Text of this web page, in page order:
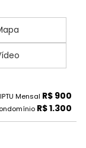
IPTU Mensal R$ 900
R$ 1.300